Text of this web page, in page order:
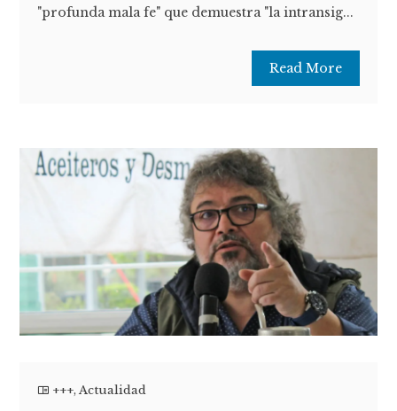
"profunda mala fe" que demuestra "la intransig...
Read More
+++,Actualidad